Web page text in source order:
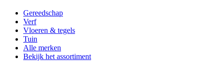
Gereedschap
Verf
Vloeren & tegels
Tuin
Alle merken
Bekijk het assortiment